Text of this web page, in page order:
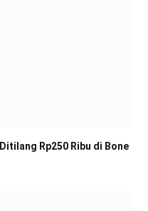
Rp250 Ribu di Bone